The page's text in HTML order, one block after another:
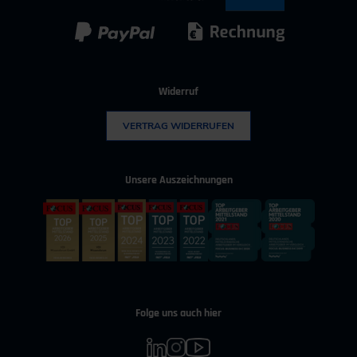
Widerruf
VERTRAG WIDERRUFEN
Unsere Auszeichnungen
Folge uns auch hier